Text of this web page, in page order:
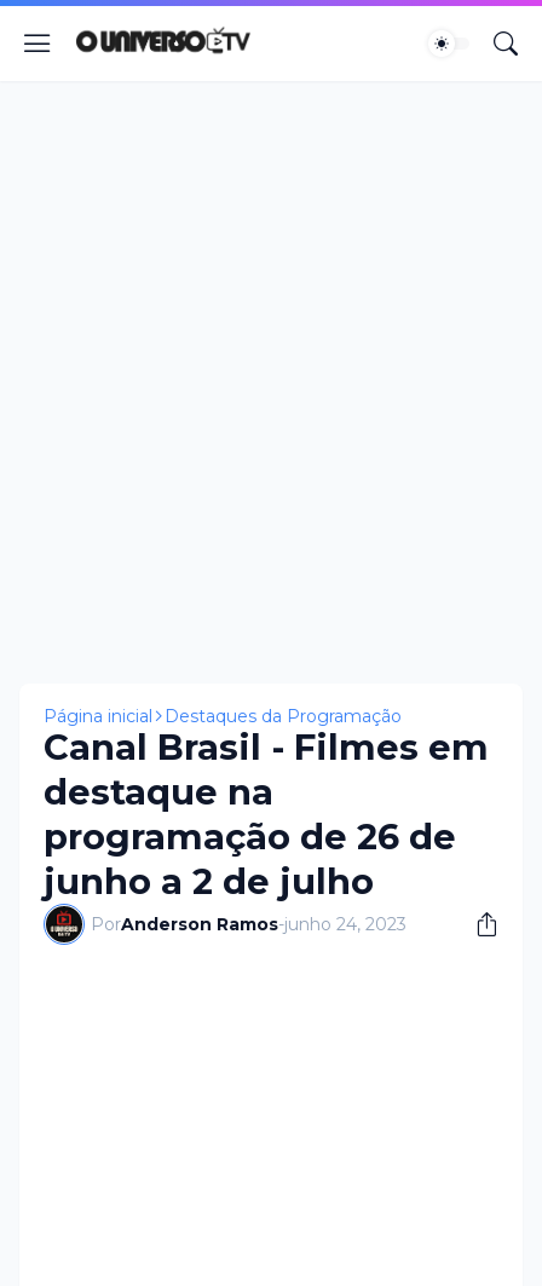
Página inicial Destaques da Programação
Canal Brasil - Filmes em
destaque na
programação de 26 de
junho a 2 de julho
PorAnderson Ramos-junho 24, 2023